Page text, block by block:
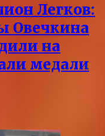
Легков:
Овечкина
на
медали